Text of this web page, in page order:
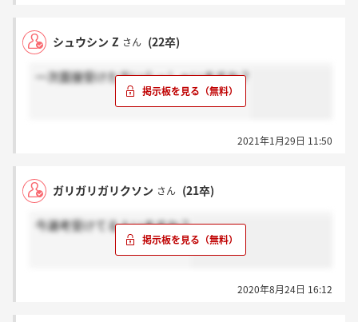
シュウシン Z さん (22卒)
一次面接受けた方いらっしゃいますか？
2021年1月29日 11:50
ガリガリガリクソン さん (21卒)
今選考受けてる人いますか？
2020年8月24日 16:12